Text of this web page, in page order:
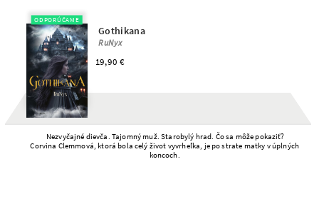
ODPORÚČAME
Gothikana
RuNyx
Nezvyčajné dievča. Tajomný muž. Starobylý hrad. Čo sa môže pokaziť?
Corvina Clemmová, ktorá bola celý život vyvrheľka, je po strate matky v úplných
koncoch.
19,90 €